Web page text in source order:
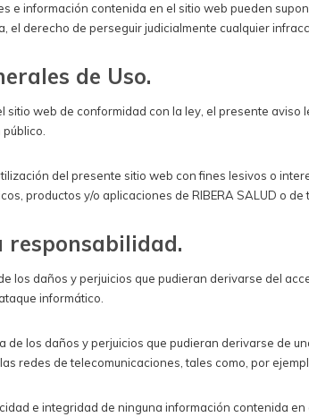
e información contenida en el sitio web pueden
el derecho de perseguir judicialmente cualquier
de Uso.
sitio web de conformidad con la ley, el presente
del presente sitio web con fines lesivos o
productos y/o aplicaciones de RIBERA SALUD o
los daños y perjuicios que pudieran derivarse del
informático.
de los daños y perjuicios que pudieran derivarse de
redes de telecomunicaciones, tales como, por
e integridad de ninguna información contenida